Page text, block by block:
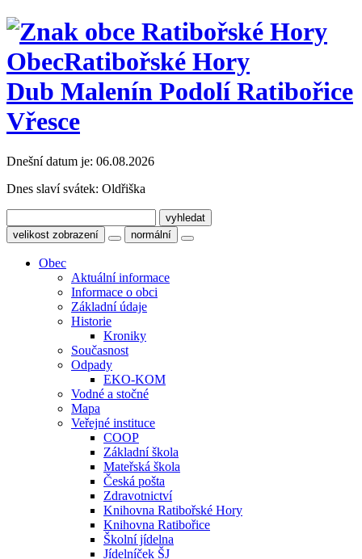
ObecRatibořské Hory
Dub Malenín Podolí Ratibořice
Vřesce
Dnešní datum je: 06.08.2026
Dnes slaví svátek: Oldřiška
velikost zobrazení normální
Obec
Aktuální informace
Informace o obci
Základní údaje
Historie
Kroniky
Současnost
Odpady
EKO-KOM
Vodné a stočné
Mapa
Veřejné instituce
COOP
Základní škola
Mateřská škola
Česká pošta
Zdravotnictví
Knihovna Ratibořské Hory
Knihovna Ratibořice
Školní jídelna
Jídelníček ŠJ